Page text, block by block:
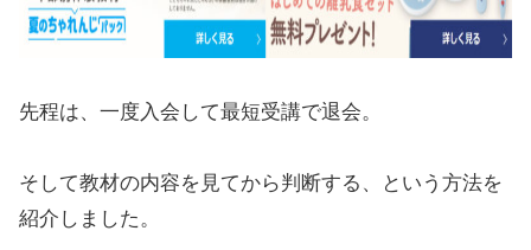
先程は、一度入会して最短受講で退会。
そして教材の内容を見てから判断する、という方法を
紹介しました。